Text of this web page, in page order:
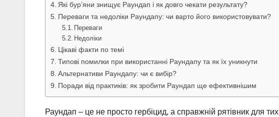
Які бур’яни знищує Раундап і як довго чекати результату?
Переваги та недоліки Раундапу: чи варто його використовувати?
Переваги
Недоліки
Цікаві факти по темі
Типові помилки при використанні Раундапу та як їх уникнути
Альтернативи Раундапу: чи є вибір?
Поради від практиків: як зробити Раундап ще ефективнішим
Раундап – це не просто гербіцид, а справжній рятівник для